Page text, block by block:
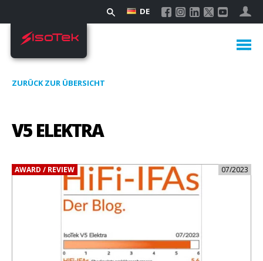
DE
ZURÜCK ZUR ÜBERSICHT
V5 ELEKTRA
AWARD / REVIEW 07/2023